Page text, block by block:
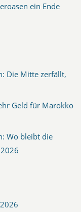
ein Ende
Die Mitte zerfällt,
Geld für Marokko
Wo bleibt die